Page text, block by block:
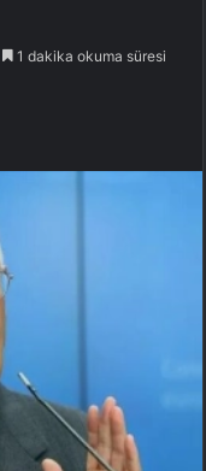
1 dakika okuma süresi